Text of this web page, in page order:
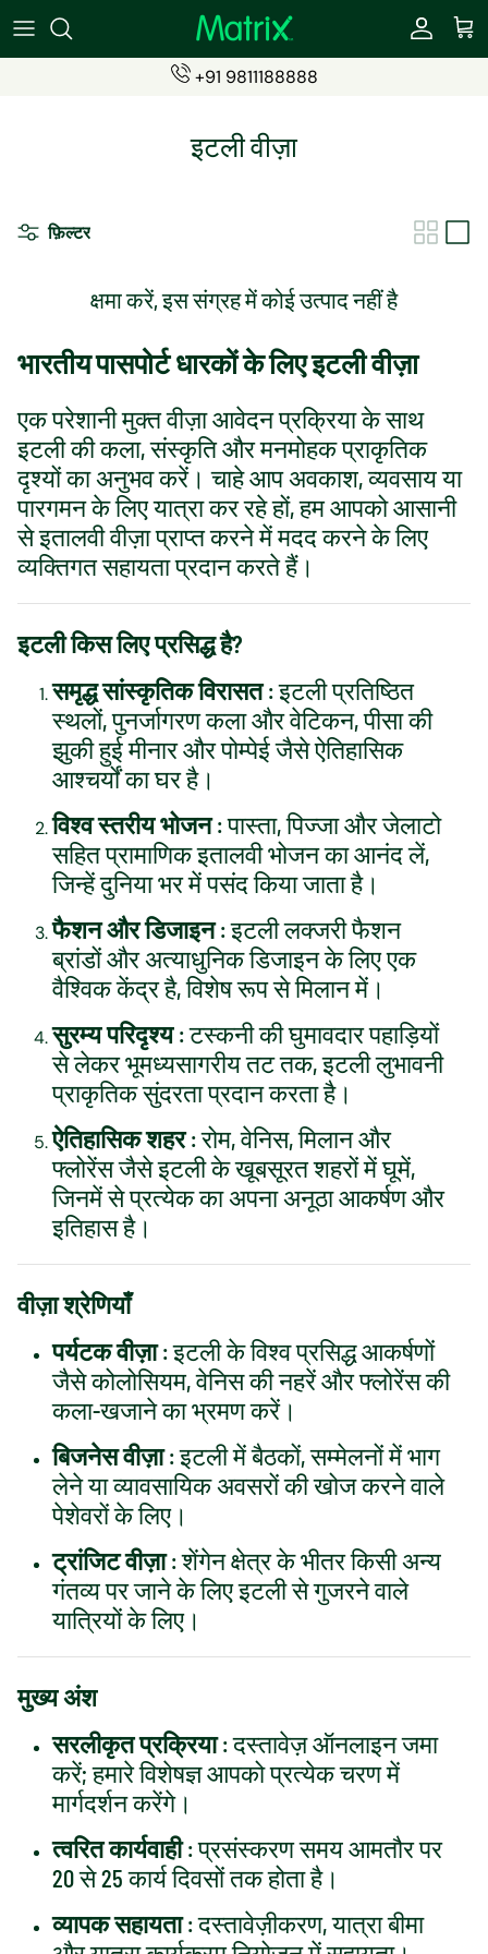
पर
+91 9811188888
Travel Insurance
इटली वीज़ा
फ़िल्टर
क्षमा करें, इस संग्रह में कोई उत्पाद नहीं है
भारतीय पासपोर्ट धारकों के लिए इटली वीज़ा
एक परेशानी मुक्त वीज़ा आवेदन प्रक्रिया के साथ
इटली की कला, संस्कृति और मनमोहक प्राकृतिक
दृश्यों का अनुभव करें। चाहे आप अवकाश, व्यवसाय या
पारगमन के लिए यात्रा कर रहे हों, हम आपको आसानी
से इतालवी वीज़ा प्राप्त करने में मदद करने के लिए
व्यक्तिगत सहायता प्रदान करते हैं।
इटली किस लिए प्रसिद्ध है?
समृद्ध सांस्कृतिक विरासत: इटली प्रतिष्ठित
स्थलों, पुनर्जागरण कला और वेटिकन, पीसा की
झुकी हुई मीनार और पोम्पेई जैसे ऐतिहासिक
आश्चर्यों का घर है।
विश्व स्तरीय भोजन: पास्ता, पिज्जा और जेलाटो
सहित प्रामाणिक इतालवी भोजन का आनंद लें,
जिन्हें दुनिया भर में पसंद किया जाता है।
फैशन और डिजाइन: इटली लक्जरी फैशन
ब्रांडों और अत्याधुनिक डिजाइन के लिए एक
वैश्विक केंद्र है, विशेष रूप से मिलान में।
सुरम्य परिदृश्य: टस्कनी की घुमावदार पहाड़ियों
से लेकर भूमध्यसागरीय तट तक, इटली लुभावनी
प्राकृतिक सुंदरता प्रदान करता है।
ऐतिहासिक शहर: रोम, वेनिस, मिलान और
फ्लोरेंस जैसे इटली के खूबसूरत शहरों में घूमें,
जिनमें से प्रत्येक का अपना अनूठा आकर्षण और
इतिहास है।
वीज़ा श्रेणियाँ
पर्यटक वीज़ा: इटली के विश्व प्रसिद्ध आकर्षणों
जैसे कोलोसियम, वेनिस की नहरें और फ्लोरेंस की
कला-खजाने का भ्रमण करें।
बिजनेस वीज़ा: इटली में बैठकों, सम्मेलनों में भाग
लेने या व्यावसायिक अवसरों की खोज करने वाले
पेशेवरों के लिए।
ट्रांजिट वीज़ा: शेंगेन क्षेत्र के भीतर किसी अन्य
गंतव्य पर जाने के लिए इटली से गुजरने वाले
यात्रियों के लिए।
मुख्य अंश
सरलीकृत प्रक्रिया: दस्तावेज़ ऑनलाइन जमा
करें; हमारे विशेषज्ञ आपको प्रत्येक चरण में
मार्गदर्शन करेंगे।
त्वरित कार्यवाही: प्रसंस्करण समय आमतौर पर
20 से 25 कार्य दिवसों तक होता है।
व्यापक सहायता: दस्तावेज़ीकरण, यात्रा बीमा